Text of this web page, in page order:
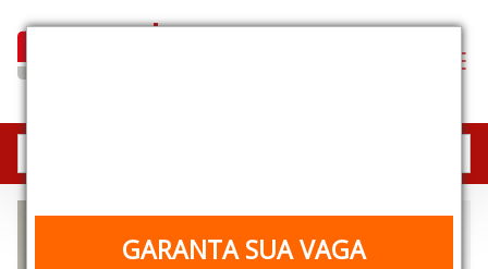
GARANTA SUA VAGA